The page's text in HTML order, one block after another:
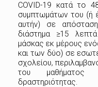
COVID-19 κατά το
συμπτωμάτων του (ή
αυτήν) σε
διάστημα ≥15
μάσκας εκ μέρους
και των δύο) σε
σχολείου,
του μαθήματος
δραστηριότητας.